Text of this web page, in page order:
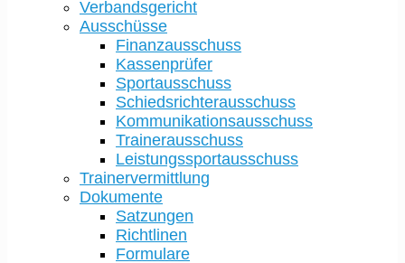
Verbandsgericht
Ausschüsse
Finanzausschuss
Kassenprüfer
Sportausschuss
Schiedsrichterausschuss
Kommunikationsausschuss
Trainerausschuss
Leistungssportausschuss
Trainervermittlung
Dokumente
Satzungen
Richtlinen
Formulare